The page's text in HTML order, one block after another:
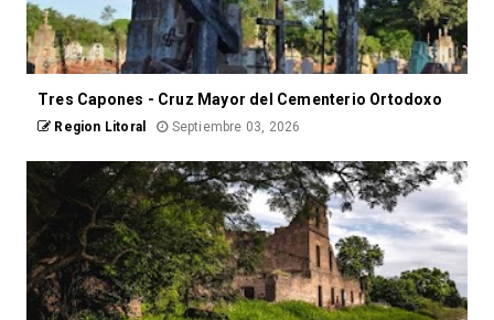
Tres Capones - Cruz Mayor del Cementerio Ortodoxo
Region Litoral Septiembre 03, 2026